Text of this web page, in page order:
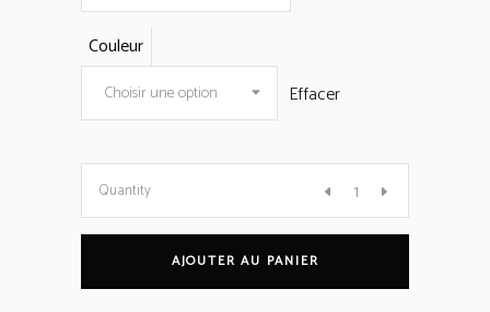
Couleur
Choisir une option Effacer
#
Quantity
AJOUTER AU PANIER